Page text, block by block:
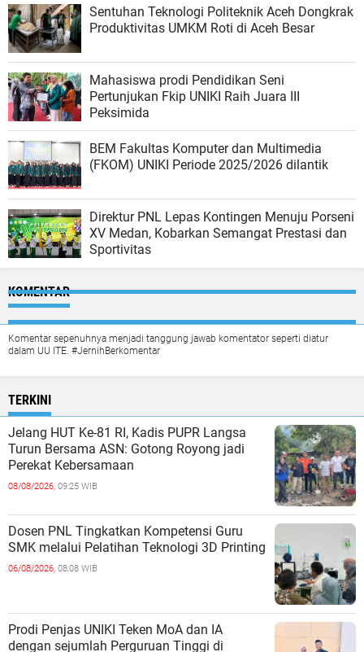
Sentuhan Teknologi Politeknik Aceh Dongkrak
Produktivitas UMKM Roti di Aceh Besar
Mahasiswa prodi Pendidikan Seni
Pertunjukan Fkip UNIKI Raih Juara III
Peksimida
BEM Fakultas Komputer dan Multimedia
(FKOM) UNIKI Periode 2025/2026 dilantik
Direktur PNL Lepas Kontingen Menuju Porseni
XV Medan, Kobarkan Semangat Prestasi dan
Sportivitas
KOMENTAR
Komentar sepenuhnya menjadi tanggung jawab komentator seperti diatur
dalam UU ITE. #JernihBerkomentar
TERKINI
Jelang HUT Ke-81 RI, Kadis PUPR Langsa
Turun Bersama ASN: Gotong Royong jadi
Perekat Kebersamaan
08/08/2026, 09:25 WIB
Dosen PNL Tingkatkan Kompetensi Guru
SMK melalui Pelatihan Teknologi 3D Printing
06/08/2026, 08:08 WIB
Prodi Penjas UNIKI Teken MoA dan IA
dengan sejumlah Perguruan Tinggi di